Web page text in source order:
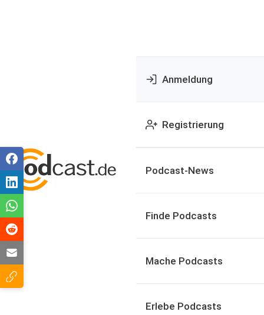
Anmeldung
Registrierung
Podcast-News
Finde Podcasts
Mache Podcasts
Erlebe Podcasts